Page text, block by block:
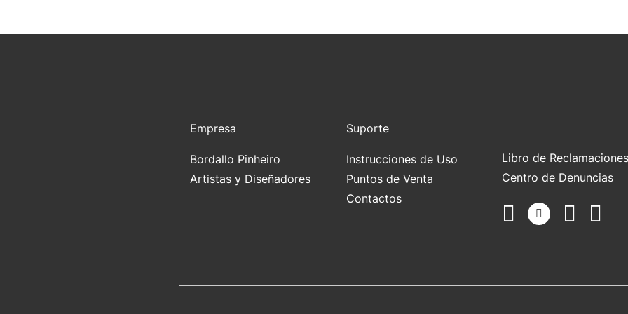
Empresa
Bordallo Pinheiro
Artistas y Diseñadores
Suporte
Instrucciones de Uso
Puntos de Venta
Contactos
Libro de Reclamaciones
Centro de Denuncias